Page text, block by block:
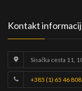
Kontakt
Sisačka cesta 11,
+385 (1) 65 46 808